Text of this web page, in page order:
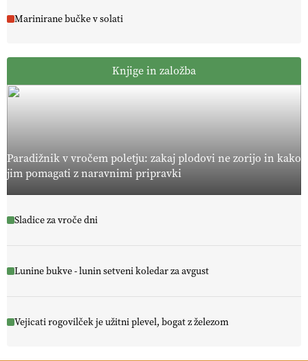
Marinirane bučke v solati
Knjige in založba
Paradižnik v vročem poletju: zakaj plodovi ne zorijo in kako
jim pomagati z naravnimi pripravki
Sladice za vroče dni
Lunine bukve - lunin setveni koledar za avgust
Vejicati rogovilček je užitni plevel, bogat z železom